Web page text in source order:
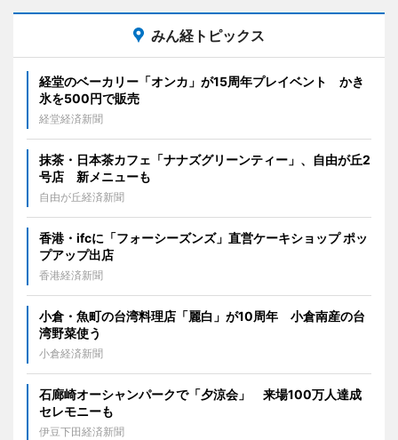
みん経トピックス
経堂のベーカリー「オンカ」が15周年プレイベント かき
氷を500円で販売
経堂経済新聞
抹茶・日本茶カフェ「ナナズグリーンティー」、自由が丘2
号店 新メニューも
自由が丘経済新聞
香港・ifcに「フォーシーズンズ」直営ケーキショップ ポッ
プアップ出店
香港経済新聞
小倉・魚町の台湾料理店「麗白」が10周年 小倉南産の台
湾野菜使う
小倉経済新聞
石廊崎オーシャンパークで「夕涼会」 来場100万人達成
セレモニーも
伊豆下田経済新聞